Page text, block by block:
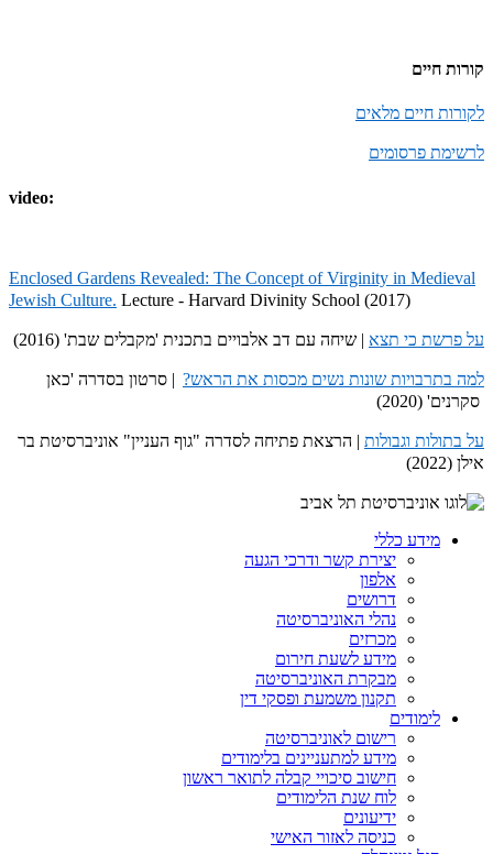
קורות חיים
לקורות חיים מלאים
לרשימת פרסומים
video:
Enclosed Gardens Revealed: The Concept of Virginity in Medieval
Jewish Culture. Lecture - Harvard Divinity School (2017)
על פרשת כי תצא | שיחה עם דב אלבויים בתכנית 'מקבלים שבת' (2016)
למה בתרבויות שונות נשים מכסות את הראש? | סרטון בסדרה 'כאן
סקרנים' (2020)
על בתולות וגבולות | הרצאת פתיחה לסדרה "גוף העניין" אוניברסיטת בר
אילן (2022)
מידע כללי
יצירת קשר ודרכי הגעה
אלפון
דרושים
נהלי האוניברסיטה
מכרזים
מידע לשעת חירום
מבקרת האוניברסיטה
תקנון משמעת ופסקי דין
לימודים
רישום לאוניברסיטה
מידע למתעניינים בלימודים
חישוב סיכויי קבלה לתואר ראשון
לוח שנת הלימודים
ידיעונים
כניסה לאזור האישי